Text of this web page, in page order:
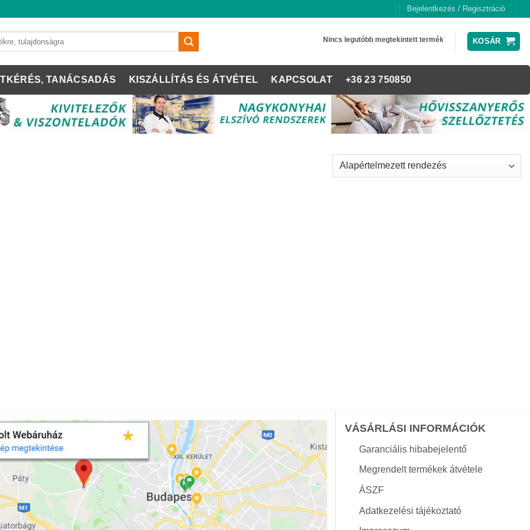
Bejelentkezés / Regisztráció
Nincs legutóbb megtekintett termék KOSÁR
TANÁCSADÁS KISZÁLLÍTÁS ÉS ÁTVÉTEL KAPCSOLAT +36 23 750850
VÁSÁRLÁSI INFORMÁCIÓK
Garanciális hibabejelentő
Megrendelt termékek átvétele
ÁSZF
Adatkezelési tájékoztató